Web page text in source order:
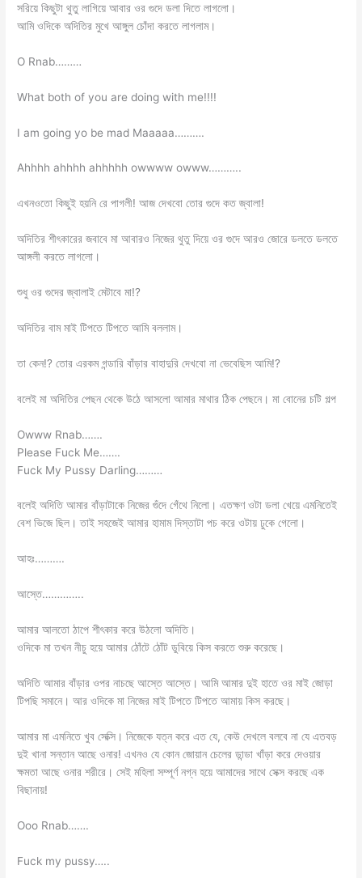
সরিয়ে কিছুটা থুতু লাগিয়ে আবার ওর গুদে ডলা দিতে লাগলো।
আমি ওদিকে অদিতির মুখে আঙ্গুল চোঁদা করতে লাগলাম।
O Rnab………
What both of you are doing with me!!!!
I am going yo be mad Maaaaa……….
Ahhhh ahhhh ahhhhh owwww owww………..
এখনওতো কিছুই হয়নি রে পাগলী! আজ দেখবো তোর গুদে কত জ্বালা!
অদিতির শীৎকারের জবাবে মা আবারও নিজের থুতু দিয়ে ওর গুদে আরও জোরে ডলতে ডলতে
আঙ্গলী করতে লাগলো।
শুধু ওর গুদের জ্বালাই মেটাবে মা!?
অদিতির বাম মাই টিপতে টিপতে আমি বললাম।
তা কেন!? তোর এরকম গন্ডারি বাঁড়ার বাহাদুরি দেখবো না ভেবেছিস আমি!?
বলেই মা অদিতির পেছন থেকে উঠে আসলো আমার মাথার ঠিক পেছনে। মা বোনের চটি গল্প
Owww Rnab…….
Please Fuck Me…….
Fuck My Pussy Darling………
বলেই অদিতি আমার বাঁড়াটাকে নিজের গুঁদে গেঁথে নিলো। এতক্ষণ ওটা ডলা খেয়ে এমনিতেই
বেশ ভিজে ছিল। তাই সহজেই আমার হামাম দিস্তাটা পচ করে ওটায় ঢুকে গেলো।
আহঃ……….
আস্তে…………..
আমার আলতো ঠাপে শীৎকার করে উঠলো অদিতি।
ওদিকে মা তখন নীচু হয়ে আমার ঠোঁটে ঠোঁট ডুবিয়ে কিস করতে শুরু করেছে।
অদিতি আমার বাঁড়ার ওপর নাচছে আস্তে আস্তে। আমি আমার দুই হাতে ওর মাই জোড়া
টিপছি সমানে। আর ওদিকে মা নিজের মাই টিপতে টিপতে আমায় কিস করছে।
আমার মা এমনিতে খুব সেক্সি। নিজেকে যত্ন করে এত যে, কেউ দেখলে বলবে না যে এতবড়
দুই খানা সন্তান আছে ওনার! এখনও যে কোন জোয়ান চেলের ডান্ডা খাঁড়া করে দেওয়ার
ক্ষমতা আছে ওনার শরীরে। সেই মহিলা সম্পূর্ণ নগ্ন হয়ে আমাদের সাথে সেক্স করছে এক
বিছানায়!
Ooo Rnab…….
Fuck my pussy…..